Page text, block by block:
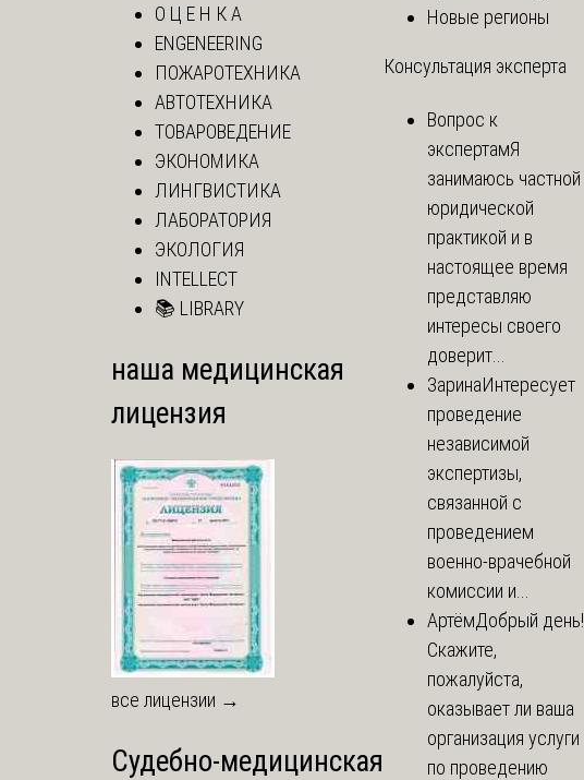
О Ц Е Н К А
ENGENEERING
ПОЖАРОТЕХНИКА
АВТОТЕХНИКА
ТОВАРОВЕДЕНИЕ
ЭКОНОМИКА
ЛИНГВИСТИКА
ЛАБОРАТОРИЯ
ЭКОЛОГИЯ
INTELLECT
📚 LIBRARY
наша медицинская
лицензия
все лицензии →
Судебно-медицинская
Новые регионы
Консультация эксперта
Вопрос к
экспертамЯ
занимаюсь частной
юридической
практикой и в
настоящее время
представляю
интересы своего
доверит...
ЗаринаИнтересует
проведение
независимой
экспертизы,
связанной с
проведением
военно-врачебной
комиссии и...
АртёмДобрый день!
Скажите,
пожалуйста,
оказывает ли ваша
организация услуги
по проведению